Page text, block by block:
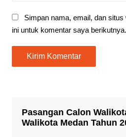
Simpan nama, email, dan
ini untuk komentar saya berikutnya.
Pasangan Calon
Walikota Medan Tahun